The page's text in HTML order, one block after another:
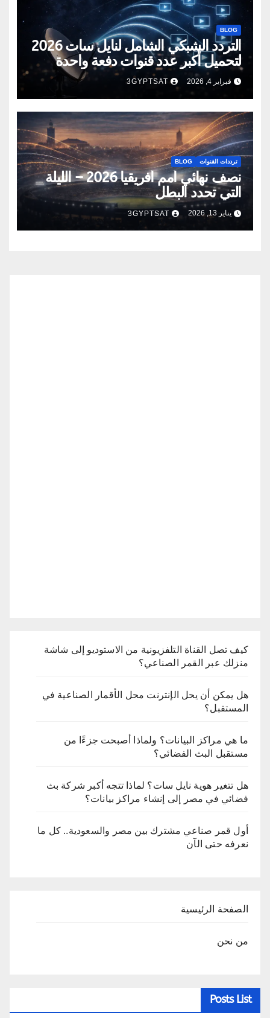
BLOG
التردد الشبكي الشامل لنايل سات 2026
لتحميل أكبر عدد قنوات دفعة واحدة
فبراير 4, 2026 3GYPTSAT
ترددات القنوات BLOG
نصف نهائي أمم أفريقيا 2026 – الليلة
التي تحدد البطل
يناير 13, 2026 3GYPTSAT
كيف تصل القناة التلفزيونية من الاستوديو إلى شاشة
منزلك عبر القمر الصناعي؟
هل يمكن أن يحل الإنترنت محل الأقمار الصناعية في
المستقبل؟
ما هي مراكز البيانات؟ ولماذا أصبحت جزءًا من
مستقبل البث الفضائي؟
هل تتغير هوية نايل سات؟ لماذا تتجه أكبر شركة بث
فضائي في مصر إلى إنشاء مراكز بيانات؟
أول قمر صناعي مشترك بين مصر والسعودية.. كل ما
نعرفه حتى الآن
الصفحة الرئيسية
من نحن
Posts List